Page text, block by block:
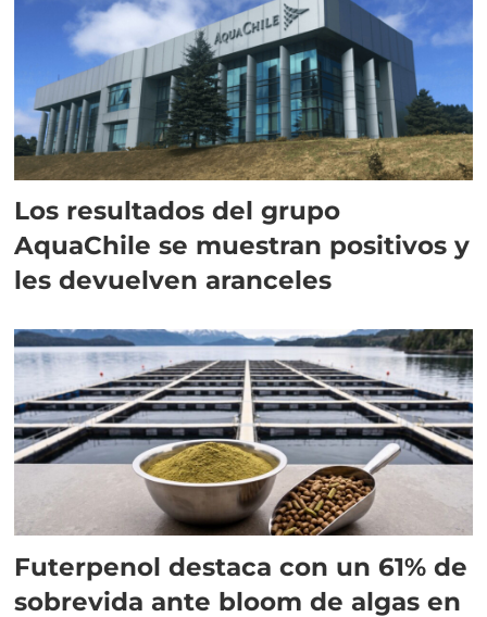
Los resultados del grupo
AquaChile se muestran positivos y
les devuelven aranceles
Futerpenol destaca con un 61% de
sobrevida ante bloom de algas en